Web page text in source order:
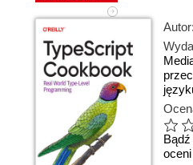
Autor: